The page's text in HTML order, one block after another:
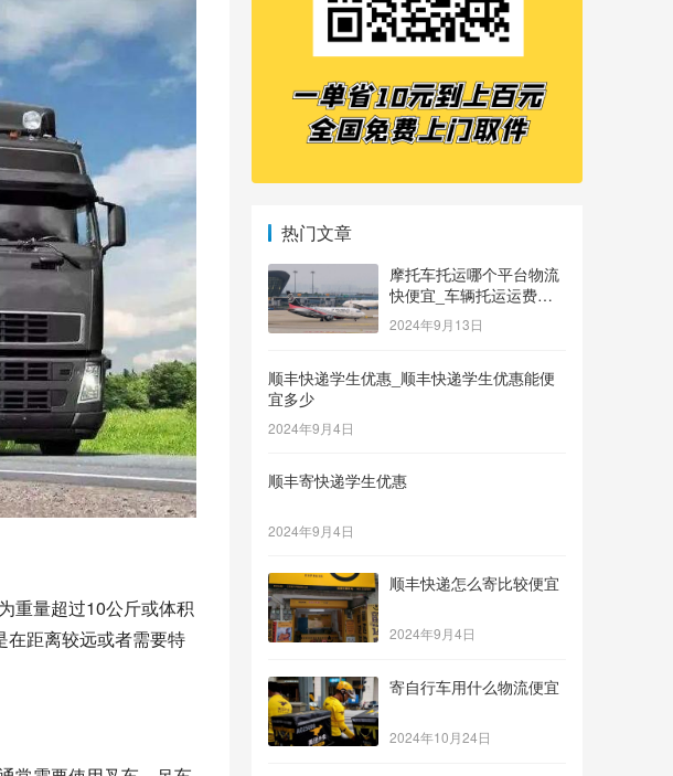
在距离较远或者需要特
热门文章
摩托车托运哪个平台物流
快便宜_车辆托运运费价
格表
2024年9月13日
顺丰快递学生优惠_顺丰快递学生优惠能便
宜多少
2024年9月4日
顺丰寄快递学生优惠
2024年9月4日
顺丰快递怎么寄比较便宜
2024年9月4日
寄自行车用什么物流便宜
2024年10月24日